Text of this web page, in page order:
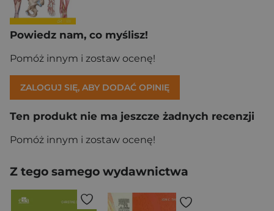
Powiedz nam, co myślisz!
Pomóż innym i zostaw ocenę!
ZALOGUJ SIĘ, ABY DODAĆ OPINIĘ
Ten produkt nie ma jeszcze żadnych recenzji
Pomóż innym i zostaw ocenę!
Z tego samego wydawnictwa